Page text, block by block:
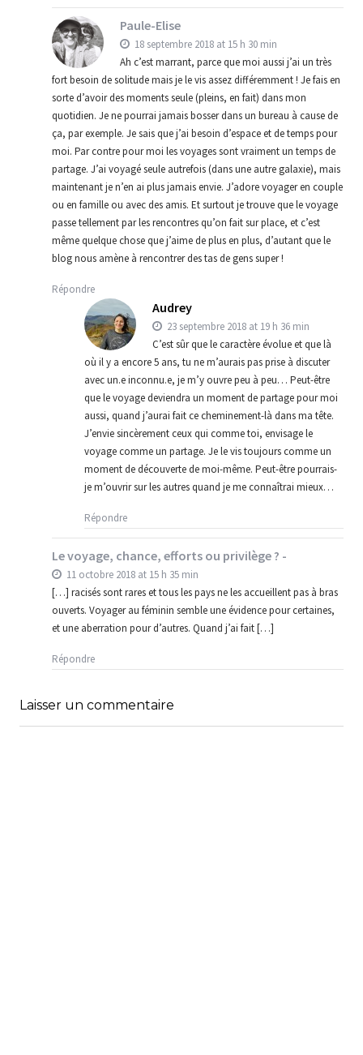
Paule-Elise
18 septembre 2018 at 15 h 30 min
Ah c’est marrant, parce que moi aussi j’ai un très
fort besoin de solitude mais je le vis assez différemment ! Je fais en
sorte d’avoir des moments seule (pleins, en fait) dans mon
quotidien. Je ne pourrai jamais bosser dans un bureau à cause de
ça, par exemple. Je sais que j’ai besoin d’espace et de temps pour
moi. Par contre pour moi les voyages sont vraiment un temps de
partage. J’ai voyagé seule autrefois (dans une autre galaxie), mais
maintenant je n’en ai plus jamais envie. J’adore voyager en couple
ou en famille ou avec des amis. Et surtout je trouve que le voyage
passe tellement par les rencontres qu’on fait sur place, et c’est
même quelque chose que j’aime de plus en plus, d’autant que le
blog nous amène à rencontrer des tas de gens super !
Répondre
Audrey
23 septembre 2018 at 19 h 36 min
C’est sûr que le caractère évolue et que là
où il y a encore 5 ans, tu ne m’aurais pas prise à discuter
avec un.e inconnu.e, je m’y ouvre peu à peu… Peut-être
que le voyage deviendra un moment de partage pour moi
aussi, quand j’aurai fait ce cheminement-là dans ma tête.
J’envie sincèrement ceux qui comme toi, envisage le
voyage comme un partage. Je le vis toujours comme un
moment de découverte de moi-même. Peut-être pourrais-
je m’ouvrir sur les autres quand je me connaîtrai mieux…
Répondre
Le voyage, chance, efforts ou privilège ? -
11 octobre 2018 at 15 h 35 min
[…] racisés sont rares et tous les pays ne les accueillent pas à bras
ouverts. Voyager au féminin semble une évidence pour certaines,
et une aberration pour d’autres. Quand j’ai fait […]
Répondre
Laisser un commentaire